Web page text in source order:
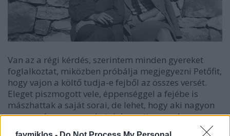
Van az a régi kérdés, szerintem minden gyereket
foglalkoztat, miközben próbálja megjegyezni Petőfit,
hogy vajon a költő tudja-e fejből az összes versét.
Eleget piszmogott vele, éppenséggel a fejébe is
mászhattak a saját sorai, de lehet, hogy aki nagyon
gyorsan és nagyon sokat dolgozott, az csak
csodálkozik: ezt én írtam? Nahát, de ügyes voltam.